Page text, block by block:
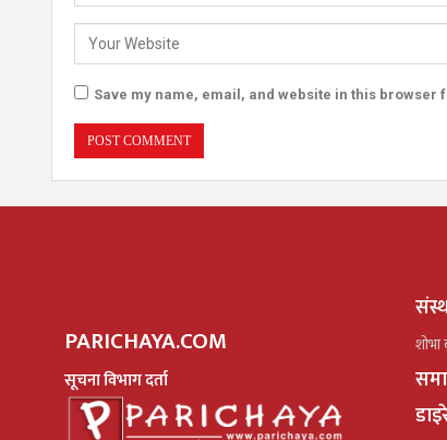
Save my name, email, and website in this browser
PARICHAYA.COM
सूचना विभाग दर्ता
शोभा